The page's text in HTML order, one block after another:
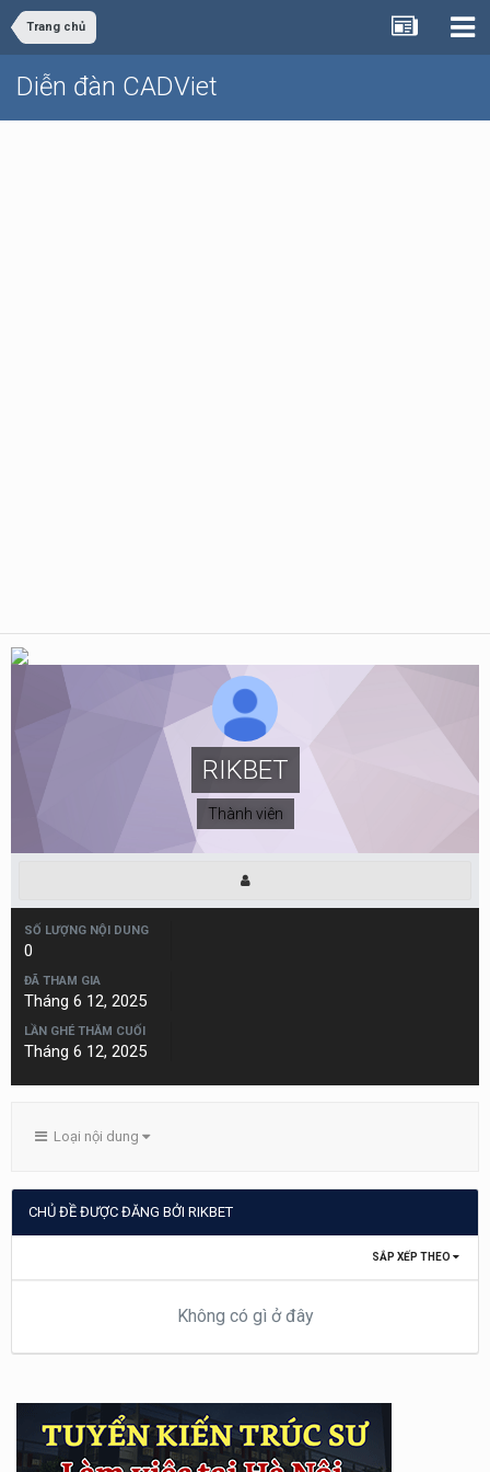
Trang chủ
Diễn đàn CADViet
RIKBET
Thành viên
SỐ LƯỢNG NỘI DUNG
0
ĐÃ THAM GIA
Tháng 6 12, 2025
LẦN GHÉ THĂM CUỐI
Tháng 6 12, 2025
Loại nội dung
CHỦ ĐỀ ĐƯỢC ĐĂNG BỞI RIKBET
SẮP XẾP THEO
Không có gì ở đây